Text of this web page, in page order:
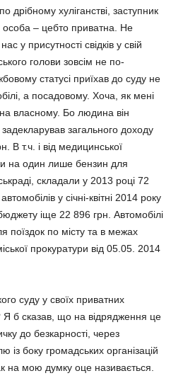
хуліганстві, заступник
особа – цебто приватна. Не
у присутності свідків у свій
голови зовсім не по-
статусі приїхав до суду не
а посадовому. Хоча, як мені
власному. Бо людина він
загального доходу
В т.ч. і від медицинської
на один лише бензин для
складали у 2013 році 72
у січні-квітні 2014 року
іще 22 896 грн. Автомобілі
поїздок по місту та в межах
прокуратури від 05.05. 2014
суду у своїх приватних
б сказав, що на відрядження це
до безкарності, через
із боку громадських організацій
на мою думку оце називається.